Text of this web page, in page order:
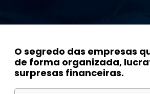
O segredo das empresas
de forma organizada,
surpresas financeiras.